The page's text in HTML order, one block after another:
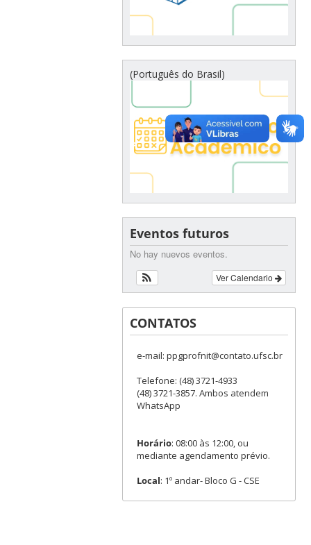
(Português do Brasil)
Eventos futuros
No hay nuevos eventos.
Ver Calendario
CONTATOS
e-mail: ppgprofnit@contato.ufsc.br
Telefone: (48) 3721-4933
(48) 3721-3857. Ambos atendem
WhatsApp
Horário: 08:00 às 12:00, ou
mediante agendamento prévio.
Local: 1º andar- Bloco G - CSE